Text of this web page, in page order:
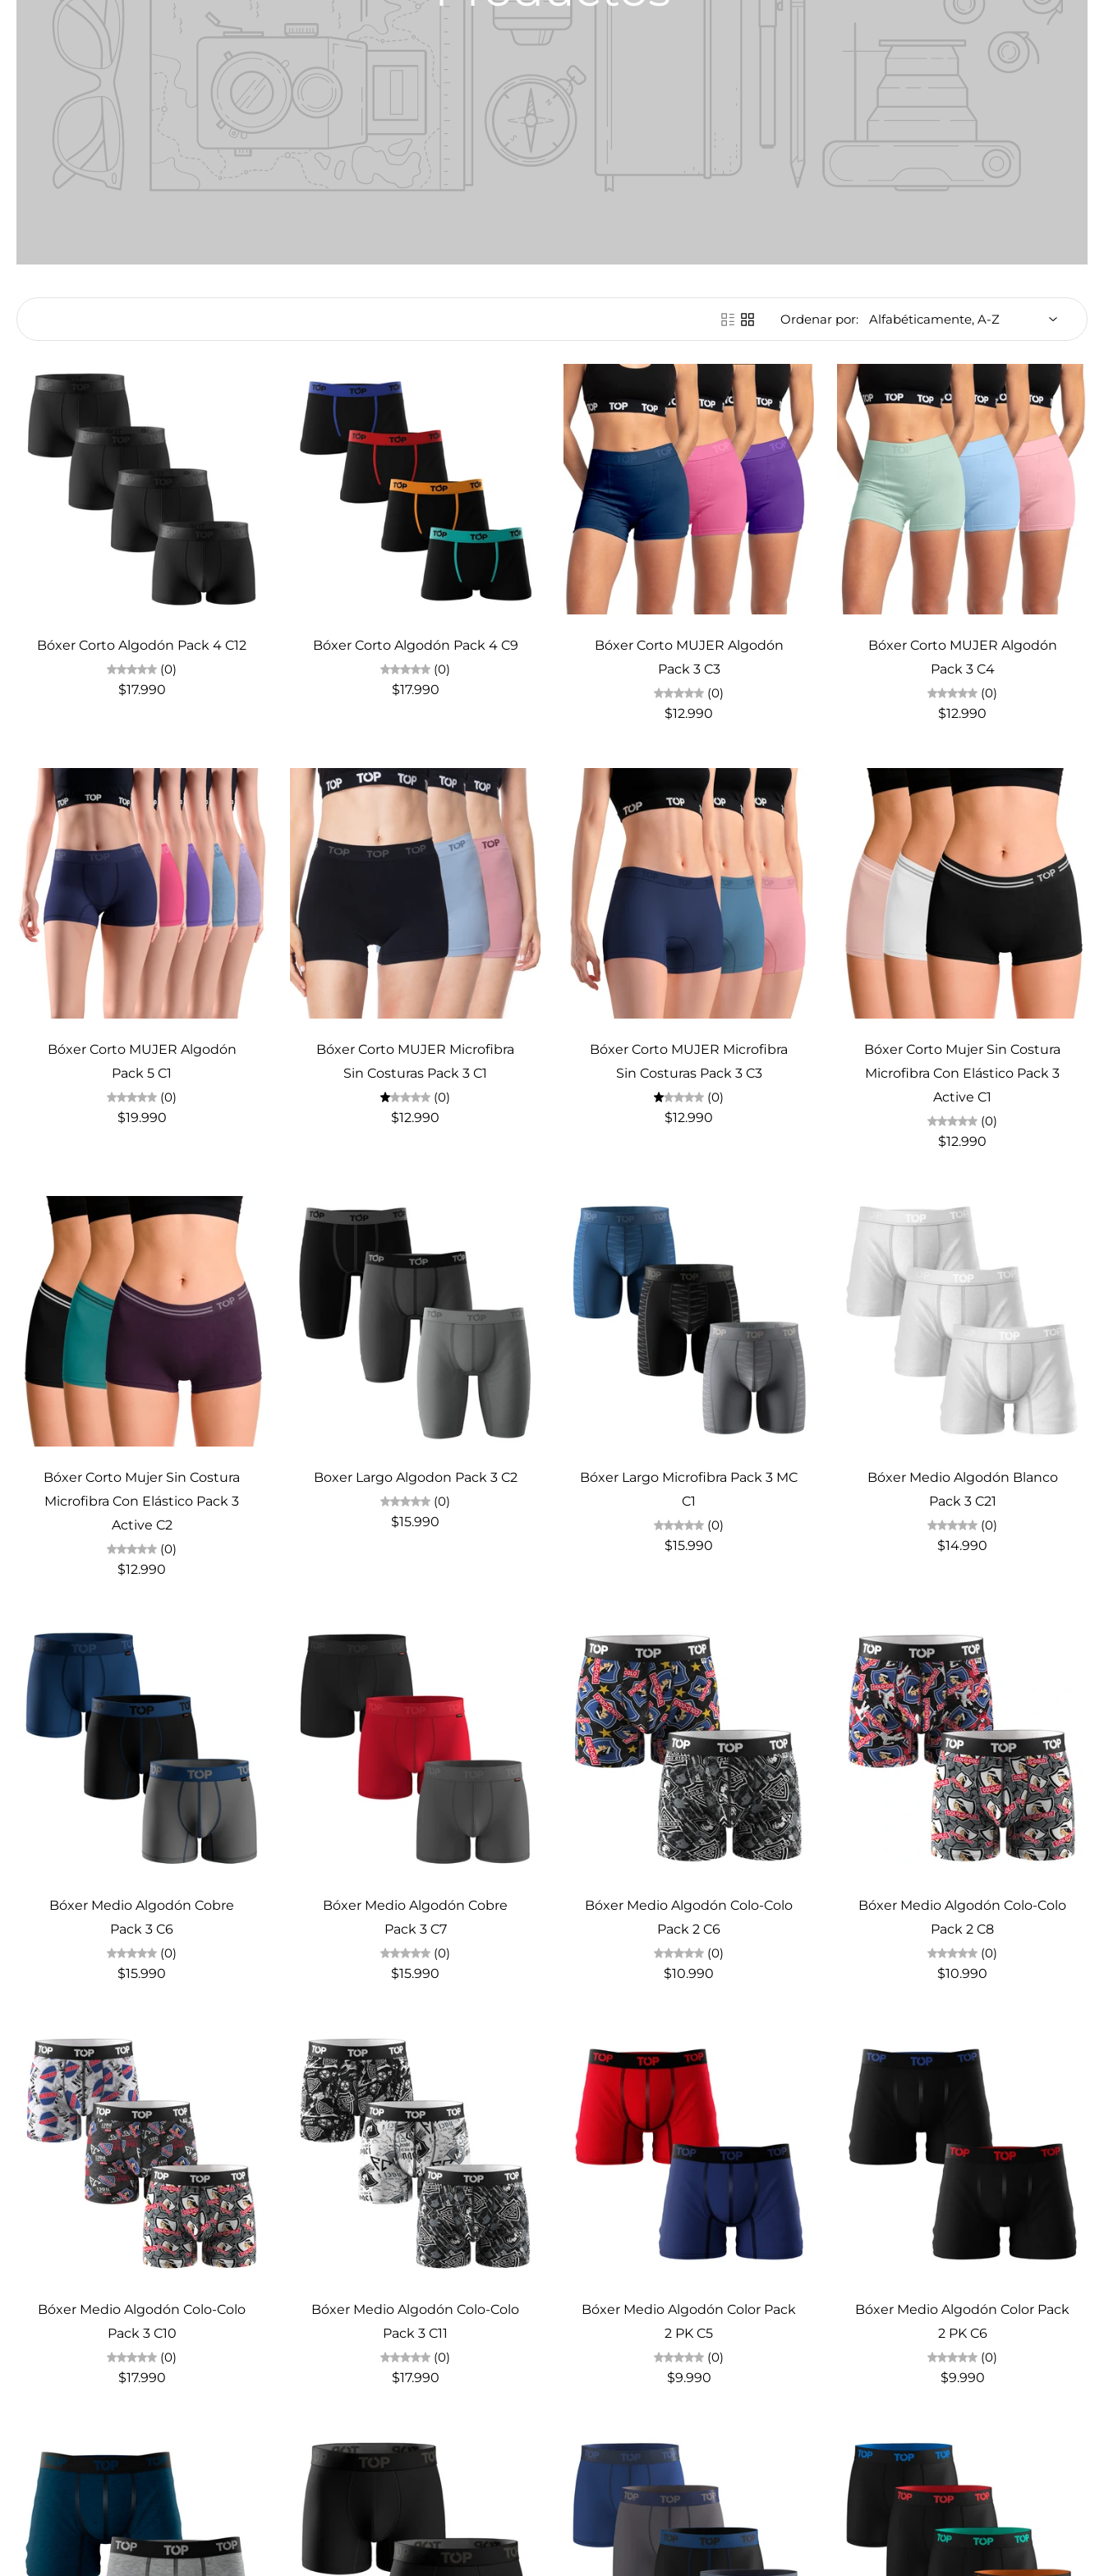
Ordenar por:
Bóxer Corto Algodón Pack 4 C12
(0)
$17.990
Bóxer Corto Algodón Pack 4 C9
(0)
$17.990
Elige opciones
Bóxer Corto MUJER Algodón
Pack 3 C3
(0)
$12.990
Elige opciones
Bóxer Corto MUJER Algodón
Pack 3 C4
(0)
$12.990
Elige opciones
Bóxer Corto MUJER Algodón
Pack 5 C1
(0)
$19.990
Elige opciones
Bóxer Corto MUJER Microfibra
Sin Costuras Pack 3 C1
(0)
$12.990
Elige opciones
Bóxer Corto MUJER Microfibra
Sin Costuras Pack 3 C3
(0)
$12.990
Elige opciones
Bóxer Corto Mujer Sin Costura
Microfibra Con Elástico Pack 3
Active C1
(0)
$12.990
Elige opciones
Bóxer Corto Mujer Sin Costura
Microfibra Con Elástico Pack 3
Active C2
(0)
$12.990
Boxer Largo Algodon Pack 3 C2
(0)
$15.990
Bóxer Largo Microfibra Pack 3 MC
C1
(0)
$15.990
Bóxer Medio Algodón Blanco
Pack 3 C21
(0)
$14.990
Bóxer Medio Algodón Cobre
Pack 3 C6
(0)
$15.990
Bóxer Medio Algodón Cobre
Pack 3 C7
(0)
$15.990
Bóxer Medio Algodón Colo-Colo
Pack 2 C6
(0)
$10.990
Bóxer Medio Algodón Colo-Colo
Pack 2 C8
(0)
$10.990
Bóxer Medio Algodón Colo-Colo
Pack 3 C10
(0)
$17.990
Bóxer Medio Algodón Colo-Colo
Pack 3 C11
(0)
$17.990
Bóxer Medio Algodón Color Pack
2 PK C5
(0)
$9.990
Bóxer Medio Algodón Color Pack
2 PK C6
(0)
$9.990